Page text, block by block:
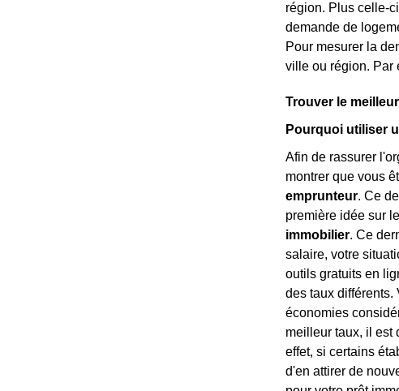
région. Plus celle-
demande de
Pour mesurer la
ville ou région. Par
Trouver le
Pourquoi utiliser
Afin de rassurer
montrer que vous
emprunteur. Ce
première idée sur
immobilier. Ce
salaire, votre
outils gratuits en
des taux différents.
économies
meilleur taux, il est
effet, si certains
d'en attirer de